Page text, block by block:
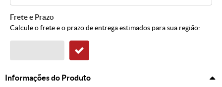
Frete e Prazo
Calcule o frete e o prazo de entrega estimados para sua região:
Informações do Produto